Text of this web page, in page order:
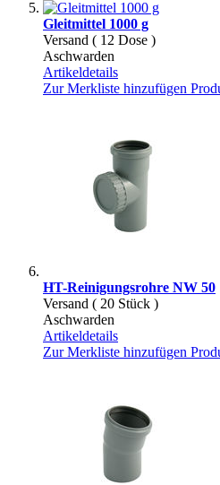
Gleitmittel 1000 g
Versand ( 12 Dose )
Aschwarden
Artikeldetails
Zur Merkliste hinzufügen
HT-Reinigungsrohre NW 50
Versand ( 20 Stück )
Aschwarden
Artikeldetails
Zur Merkliste hinzufügen